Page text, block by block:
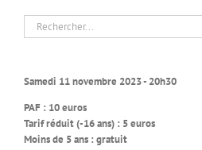
Rechercher:
Samedi 11 novembre 2023 - 20h30
PAF : 10 euros
Tarif réduit (-16 ans) : 5 euros
Moins de 5 ans : gratuit